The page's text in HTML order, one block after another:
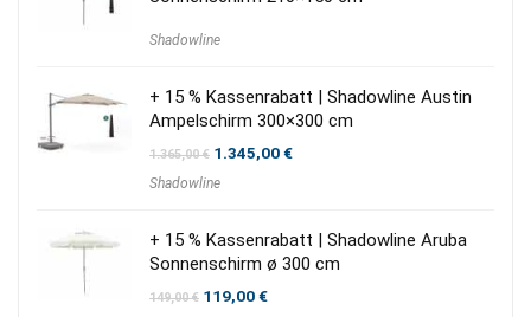
Shadowline
+ 15 % Kassenrabatt | Shadowline Austin
Ampelschirm 300×300 cm
1.365,00€ Ursprünglicher
war:
1.345,00€Aktueller
Shadowline
+ 15 % Kassenrabatt | Shadowline Aruba
Sonnenschirm ø 300 cm
149,00€ Ursprünglicher
119,00€Aktueller